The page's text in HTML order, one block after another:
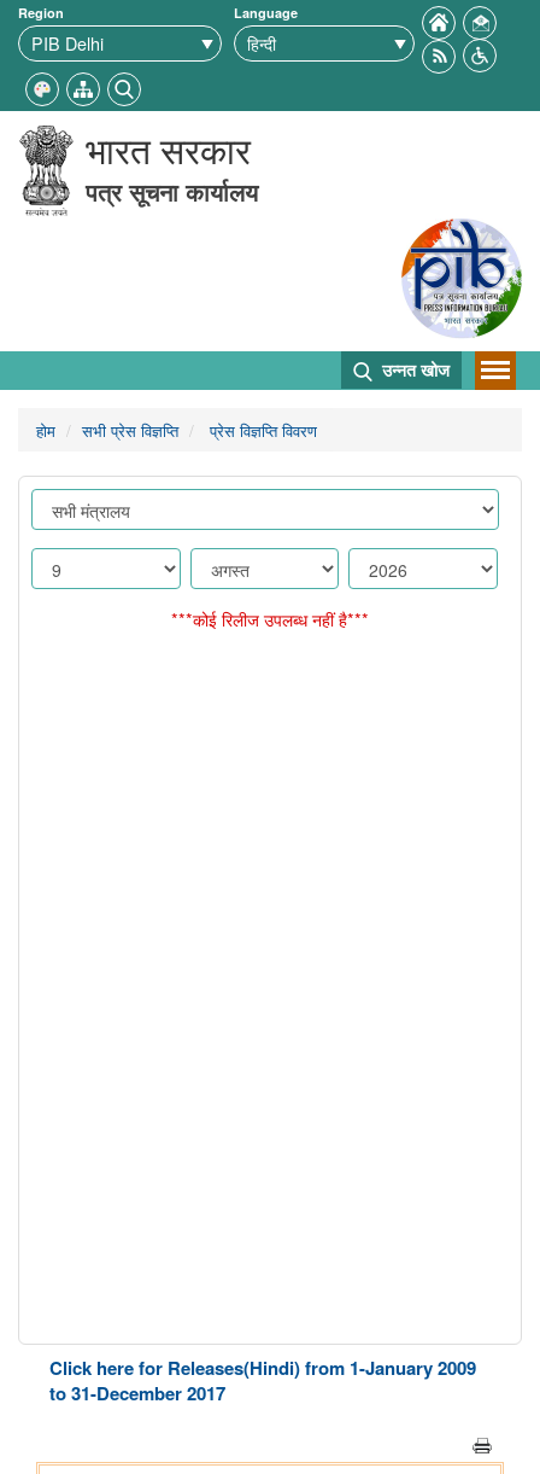
Region Language
भारत सरकार
पत्र सूचना कार्यालय
उन्नत खोज
होम सभी प्रेस विज्ञप्ति प्रेस विज्ञप्ति विवरण
***कोई रिलीज उपलब्ध नहीं है***
Click here for Releases(Hindi) from 1-January 2009
to 31-December 2017